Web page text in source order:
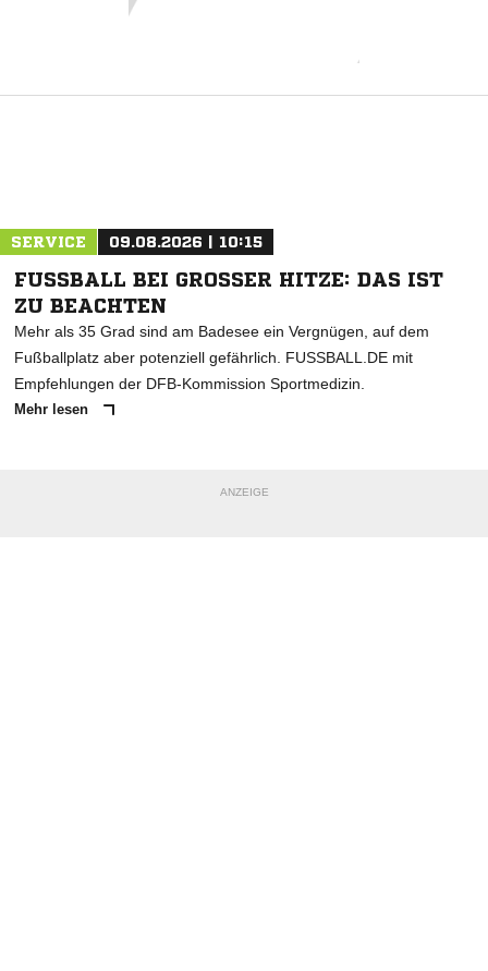
SERVICE 09.08.2026 | 10:15
FUSSBALL BEI GROSSER HITZE: DAS IST ZU
BEACHTEN
Mehr als 35 Grad sind am Badesee ein Vergnügen, auf dem
Fußballplatz aber potenziell gefährlich. FUSSBALL.DE mit
Empfehlungen der DFB-Kommission Sportmedizin.
Mehr lesen
ANZEIGE